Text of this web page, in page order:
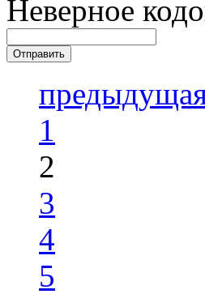
Неверное
1
2
3
4
5